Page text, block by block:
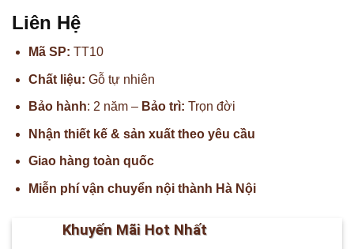
Liên Hệ
Mã SP: TT10
Chất liệu: Gỗ tự nhiên
Bảo hành: 2 năm – Bảo trì: Trọn đời
Nhận thiết kế & sản xuất theo yêu cầu
Giao hàng toàn quốc
Miễn phí vận chuyển nội thành Hà Nội
Khuyến Mãi Hot Nhất